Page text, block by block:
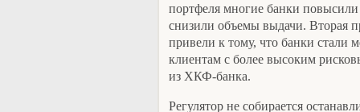
портфеля многие банки
снизили объемы выдачи. Вторая
привели к тому, что банки стали
клиентам с более высоким
из ХКФ-банка.
Регулятор не собирается